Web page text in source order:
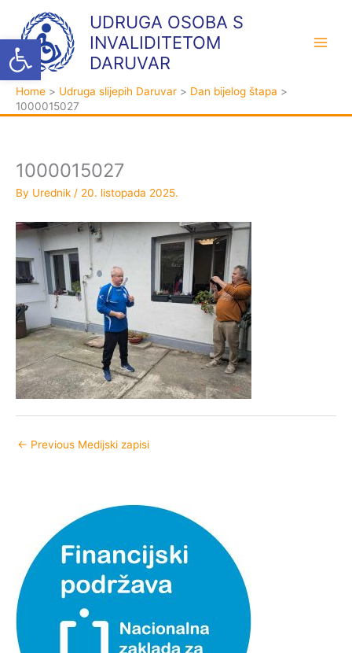
Open toolbar
content
UDRUGA OSOBA S
INVALIDITETOM
DARUVAR
Home Udruga slijepih Daruvar
Dan bijelog štapa
1000015027
1000015027
By Urednik / 20. listopada 2025.
← Previous Medijski zapisi
t
e
g
o
e
h
i
v
a